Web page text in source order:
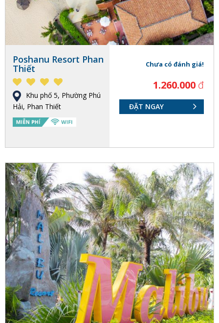
Poshanu Resort Phan
Thiết
Khu phố 5, Phường Phú
Hải, Phan Thiết
Chưa có đánh giá!
1.260.000 đ
ĐẶT NGAY